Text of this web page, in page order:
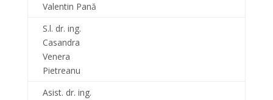
Valentin Pană
S.l. dr. ing.
Casandra
Venera
Pietreanu
Asist. dr. ing.